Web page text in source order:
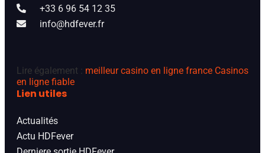
+33 6 96 54 12 35
info@hdfever.fr
Lire également : meilleur casino en ligne france Casinos
en ligne fiable
Lien utiles
Actualités
Actu HDFever